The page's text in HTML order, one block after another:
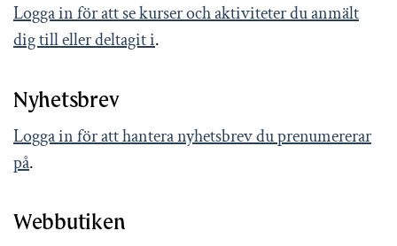
Logga in för att se kurser och aktiviteter du anmält
dig till eller deltagit i.
Nyhetsbrev
Logga in för att hantera nyhetsbrev du prenumererar
på.
Webbutiken